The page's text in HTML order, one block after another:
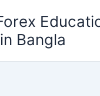
Bangla